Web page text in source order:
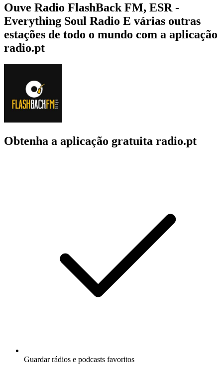
Ouve Radio FlashBack FM, ESR -
Everything Soul Radio E várias outras
estações de todo o mundo com a aplicação
radio.pt
Obtenha a aplicação gratuita radio.pt
Guardar rádios e podcasts favoritos